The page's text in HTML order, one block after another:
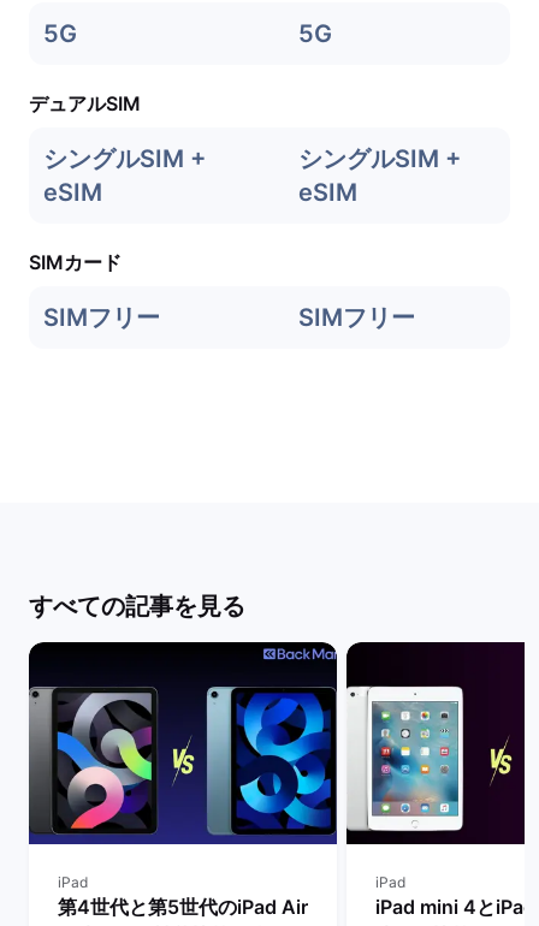
5G 5G
デュアルSIM
シングルSIM +
eSIM
シングルSIM +
eSIM
SIMカード
SIMフリー SIMフリー
すべての記事を見る
iPad
第4世代と第5世代のiPad Air
iPad
iPad mini 4と